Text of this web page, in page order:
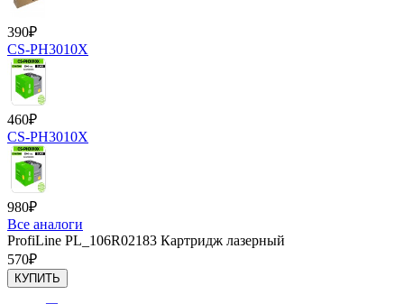
390₽
CS-PH3010X
460₽
CS-PH3010X
980₽
Все аналоги
ProfiLine PL_106R02183 Картридж лазерный
570₽
КУПИТЬ